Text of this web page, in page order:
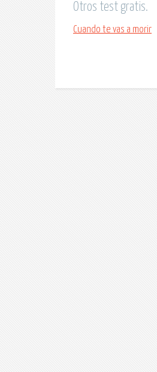
Otros test gratis.
Cuando te vas a morir